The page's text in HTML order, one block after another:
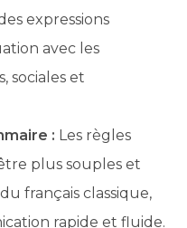
expressions
avec les
sociales et
: Les règles
plus souples et
français classique,
rapide et fluide.